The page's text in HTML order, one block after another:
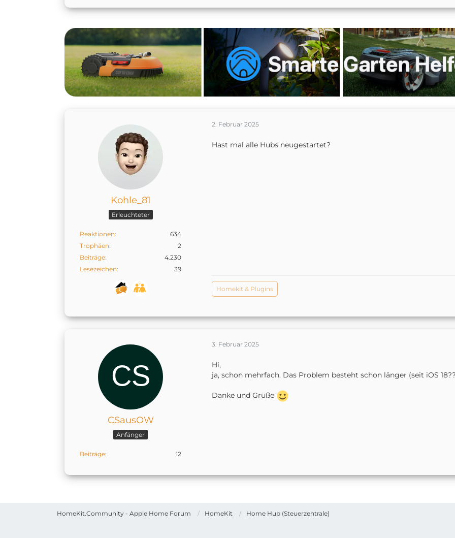
HomeKit.Community - Apple Home Forum HomeKit Home Hub (Steuerzentrale)
Kohle_81
Erleuchteter
Reaktionen
634
Trophäen
2
Beiträge
4.230
Lesezeichen
39
2. Februar 2025
Hast mal alle Hubs neugestartet?
Homekit & Plugins
CSausOW
Anfänger
Beiträge 12
3. Februar 2025
Hi,
ja, schon mehrfach. Das Problem besteht schon länger (seit iOS
Danke und Grüße